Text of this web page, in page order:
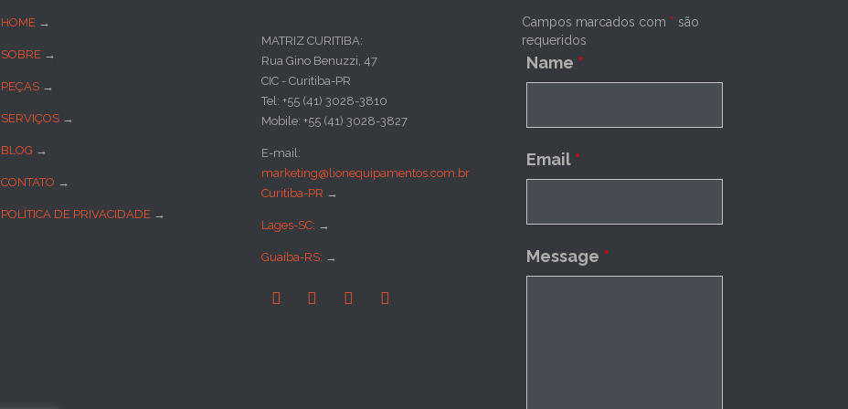
HOME →
SOBRE →
PEÇAS →
SERVIÇOS →
BLOG →
CONTATO →
POLÍTICA DE PRIVACIDADE →
MATRIZ CURITIBA:
Rua Gino Benuzzi, 47
CIC - Curitiba-PR
Tel: +55 (41) 3028-3810
Mobile: +55 (41) 3028-3827
E-mail:
marketing@lionequipamentos.com.br
Curitiba-PR →
Lages-SC: →
Guaíba-RS: →
   
Campos marcados com * são
requeridos
Name *
Email *
Message *